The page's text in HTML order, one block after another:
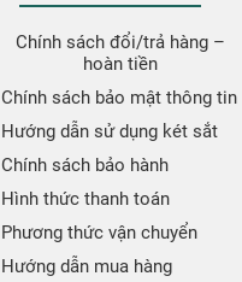
Chính sách đổi/trả hàng –
hoàn tiền
Chính sách bảo mật thông tin
Hướng dẫn sử dụng két sắt
Chính sách bảo hành
Hình thức thanh toán
Phương thức vận chuyển
Hướng dẫn mua hàng